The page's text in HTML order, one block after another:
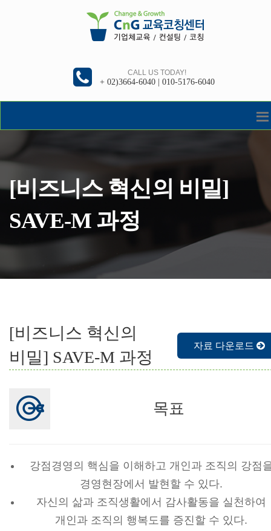
CALL US TODAY!
+ 02)3664-6040 | 010-5176-6040
[비즈니스 혁신의 비밀]
SAVE-M 과정
[비즈니스 혁신의
비밀] SAVE-M 과정
자료 다운로드
목표
강점경영의 핵심을 이해하고 개인과 조직의 강점
경영현장에서 발현할 수 있다.
자신의 삶과 조직생활에서 감사활동을 실천하여
개인과 조직의 행복도를 증진할 수 있다.